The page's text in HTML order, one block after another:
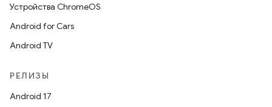
Устройства ChromeOS
Android for Cars
Android TV
РЕЛИЗЫ
Android 17